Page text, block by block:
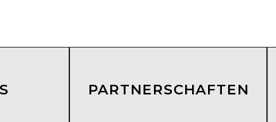
PARTNERSCHAFTEN